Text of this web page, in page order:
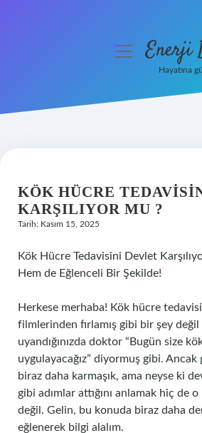
Hakkımızda
menüyüEnerji
Hayatına
KÖK HÜCRE
KARŞILIYOR MU ?
Tarih: Kasım 15, 2025
Kök Hücre Tedavisini Devlet
Hem de Eğlenceli Bir Şekilde!
Herkese merhaba! Kök hücre
filmlerinden fırlamış gibi bir şey
uyandığınızda doktor “Bugün size
uygulayacağız” diyormuş gibi.
biraz daha karmaşık, ama neyse ki
gibi adımlar attığını anlamak hiç de
değil. Gelin, bu konuda biraz daha
eğlenerek bilgi alalım.